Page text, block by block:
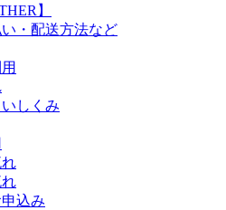
】
・配送方法など
しくみ
込み